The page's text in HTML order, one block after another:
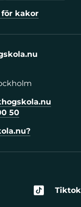
kakor
50
Tiktok